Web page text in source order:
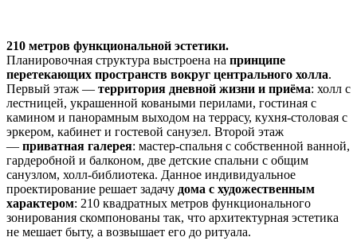
210 метров функциональной эстетики.
Планировочная структура выстроена на принципе
перетекающих пространств вокруг центрального холла.
Первый этаж — территория дневной жизни и приёма: холл с
лестницей, украшенной коваными перилами, гостиная с
камином и панорамным выходом на террасу, кухня-столовая с
эркером, кабинет и гостевой санузел. Второй этаж
— приватная галерея: мастер-спальня с собственной ванной,
гардеробной и балконом, две детские спальни с общим
санузлом, холл-библиотека. Данное индивидуальное
проектирование решает задачу дома с художественным
характером: 210 квадратных метров функционального
зонирования скомпонованы так, что архитектурная эстетика
не мешает быту, а возвышает его до ритуала.